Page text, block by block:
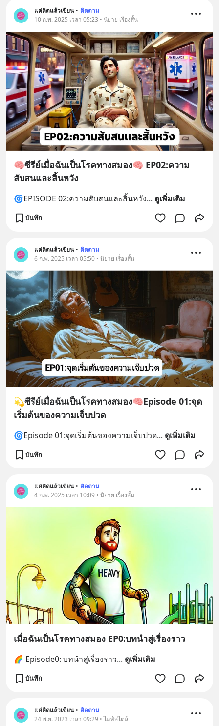
แค่คิดแล้วเขียน • ติดตาม
10 ก.พ. 2025 เวลา 05:23 • นิยาย เรื่องสั้น
🧠ซีรีย์เมื่อฉันเป็นโรคทางสมอง🧠 EP02:ความ
สับสนและสิ้นหวัง
🌀EPISODE 02:ความสับสนและสิ้นหวัง... ดูเพิ่มเติม
บันทึก
แค่คิดแล้วเขียน • ติดตาม
6 ก.พ. 2025 เวลา 05:50 • นิยาย เรื่องสั้น
💫ซีรีย์เมื่อฉันเป็นโรคทางสมอง🧠Episode 01:จุด
เริ่มต้นของความเจ็บปวด
🌀Episode 01:จุดเริ่มต้นของความเจ็บปวด... ดูเพิ่มเติม
บันทึก
แค่คิดแล้วเขียน • ติดตาม
4 ก.พ. 2025 เวลา 10:09 • นิยาย เรื่องสั้น
เมื่อฉันเป็นโรคทางสมอง EP0:บทนำสู่เรื่องราว
🌈 Episode0: บทนำสู่เรื่องราว... ดูเพิ่มเติม
บันทึก
แค่คิดแล้วเขียน • ติดตาม
24 พ.ย. 2023 เวลา 09:29 • ไลฟ์สไตล์